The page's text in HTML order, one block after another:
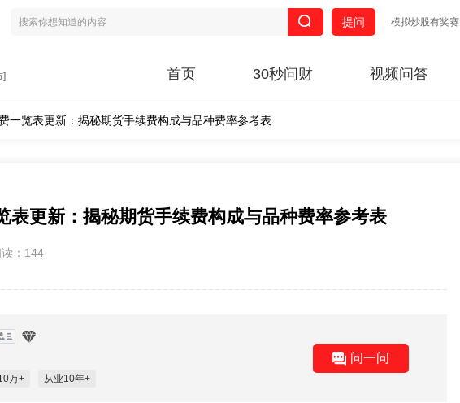
模拟炒股有奖赛
提问
] 首页 30秒问财 视频问答
一览表更新：揭秘期货手续费构成与品种费率参考表
表更新：揭秘期货手续费构成与品种费率参考表
读：144
万+ 从业10年+
问一问